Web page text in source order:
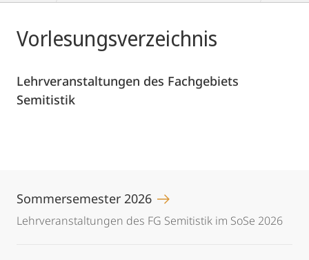
Vorlesungsverzeichnis
Lehrveranstaltungen des Fachgebiets
Semitistik
Sommersemester 2026
Lehrveranstaltungen des FG Semitistik im SoSe 2026